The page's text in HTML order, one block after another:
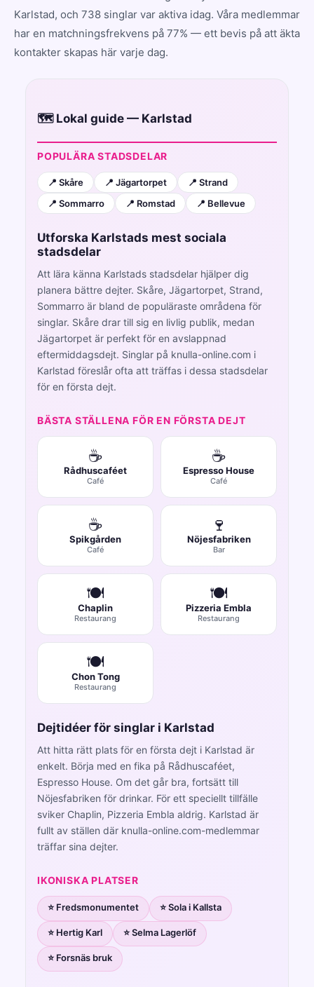
Karlstad, och 738 singlar var aktiva idag. Våra medlemmar
har en matchningsfrekvens på 77% — ett bevis på att äkta
kontakter skapas här varje dag.
🗺️ Lokal guide — Karlstad
POPULÄRA STADSDELAR
📍 Skåre 📍 Jägartorpet
📍 Strand
📍 Sommarro
📍 Romstad 📍 Bellevue
Utforska Karlstads mest sociala
stadsdelar
Att lära känna Karlstads stadsdelar hjälper dig
planera bättre dejter. Skåre, Jägartorpet, Strand,
Sommarro är bland de populäraste områdena för
singlar. Skåre drar till sig en livlig publik, medan
Jägartorpet är perfekt för en avslappnad
eftermiddagsdejt. Singlar på knulla-online.com i
Karlstad föreslår ofta att träffas i dessa stadsdelar
för en första dejt.
BÄSTA STÄLLENA FÖR EN FÖRSTA DEJT
☕
Rådhuscaféet
Café
☕
Espresso House
Café
☕
Spikgården
Café
🍷
Nöjesfabriken
Bar
🍽️
Chaplin
Restaurang
🍽️
Pizzeria Embla
Restaurang
🍽️
Chon Tong
Restaurang
Dejtidéer för singlar i Karlstad
Att hitta rätt plats för en första dejt i Karlstad är
enkelt. Börja med en fika på Rådhuscaféet,
Espresso House. Om det går bra, fortsätt till
Nöjesfabriken för drinkar. För ett speciellt tillfälle
sviker Chaplin, Pizzeria Embla aldrig. Karlstad är
fullt av ställen där knulla-online.com-medlemmar
träffar sina dejter.
IKONISKA PLATSER
⭐ Fredsmonumentet ⭐ Sola i Kallsta
⭐ Hertig Karl ⭐ Selma Lagerlöf
⭐ Forsnäs bruk